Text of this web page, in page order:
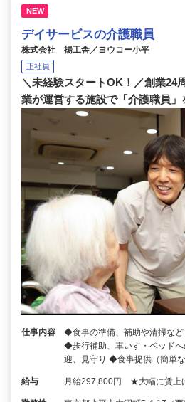
NEW
デイサービスの介護職員
株式会社 揚工舎／ヨウコー小平
正社員
＼未経験スタートOK！／創業24
業が運営する施設で「介護職員」
仕事内容
◆食事の準備、補助や清掃な
◆歩行補助、車いす・ベッド
迎、見守り ◆食事提供（簡単
給与 月給297,800円 ★大幅に賃上